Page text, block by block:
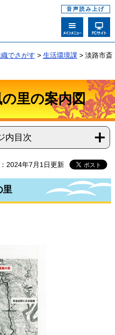
音声読み上げ
でさがす > 生活環境課 > 淡路市斎
里の案内図
内目次
2024年7月1日更新
里